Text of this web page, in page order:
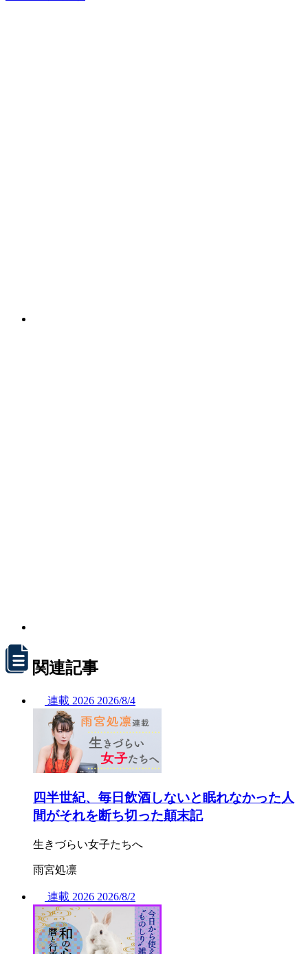
関連記事
連載 2026 2026/8/4
四半世紀、毎日飲酒しないと眠れなかった人
間がそれを断ち切った顛末記
生きづらい女子たちへ
雨宮処凛
連載 2026 2026/8/2